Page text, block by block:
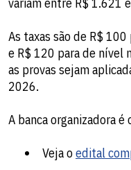
variam entre R$ 1.621
As taxas são de R$
e R$ 120 para de nível
as provas sejam
2026.
A banca organizadora
Veja oedital